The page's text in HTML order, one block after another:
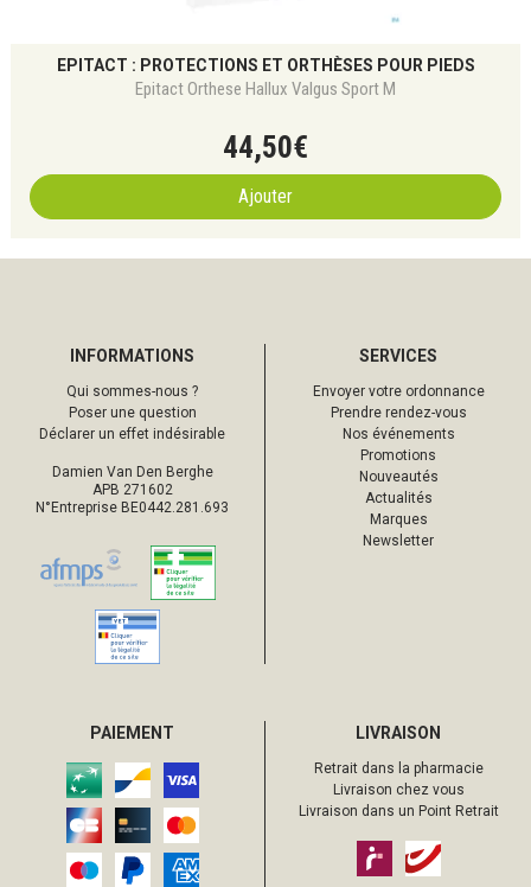
EPITACT : PROTECTIONS ET ORTHÈSES POUR PIEDS
Epitact Orthese Hallux Valgus Sport M
44,50€
Ajouter
INFORMATIONS
Qui sommes-nous ?
Poser une question
Déclarer un effet indésirable
Damien Van Den Berghe
APB 271602
N°Entreprise BE0442.281.693
SERVICES
Envoyer votre ordonnance
Prendre rendez-vous
Nos événements
Promotions
Nouveautés
Actualités
Marques
Newsletter
PAIEMENT LIVRAISON
Retrait dans la pharmacie
Livraison chez vous
Livraison dans un Point Retrait